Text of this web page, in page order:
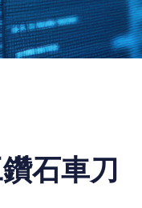
石車刀